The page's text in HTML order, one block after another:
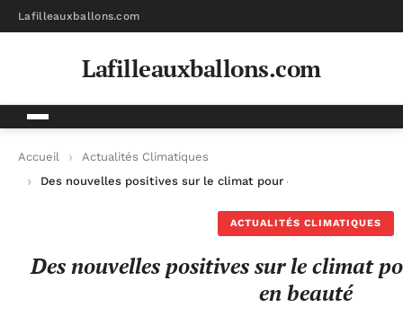
Lafilleauxballons.com
Lafilleauxballons.com
Accueil
Actualités Climatiques
Des nouvelles positives sur le climat pour clôturer l’année en
ACTUALITÉS CLIMATIQUES
Des nouvelles positives sur le climat
en beauté